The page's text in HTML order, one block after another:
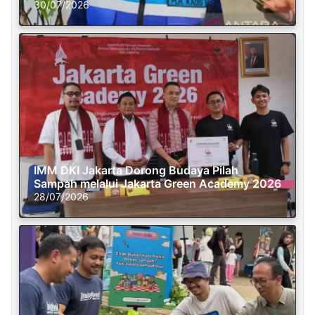
30/07/2026
IMM DKI Jakarta Dorong Budaya Pilah
Sampah melalui Jakarta Green Academy 2026
28/07/2026